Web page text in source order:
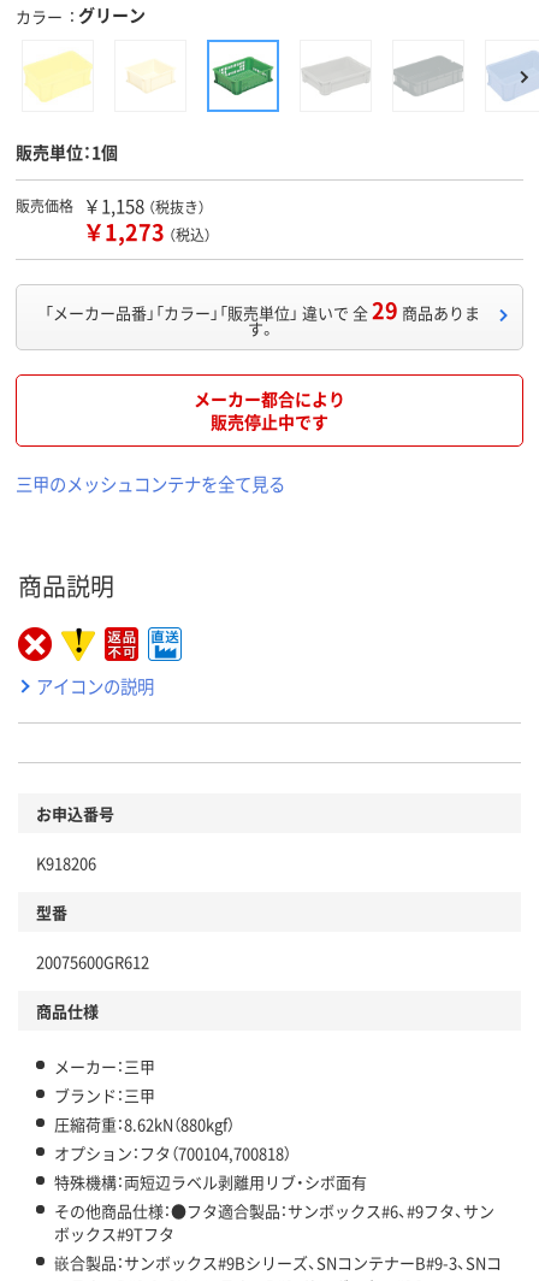
カラー グリーン
販売単位：1個
販売価格 ￥1,158 （税抜き）
￥1,273 （税込）
「メーカー品番」「カラー」「販売単位」 違いで 全29 商品ありま
す。
メーカー都合により
販売停止中です
三甲のメッシュコンテナを全て見る
商品説明
アイコンの説明
お申込番号
K918206
型番
20075600GR612
商品仕様
メーカー：三甲
ブランド：三甲
圧縮荷重：8.62kN（880kgf）
オプション：フタ（700104,700818）
特殊機構：両短辺ラベル剥離用リブ・シボ面有
その他商品仕様：●フタ適合製品：サンボックス#6、#9フタ、サン
ボックス#9Tフタ
嵌合製品：サンボックス#9Bシリーズ、SNコンテナーB#9-3、SNコ